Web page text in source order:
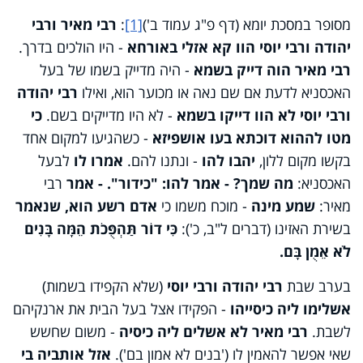
מסופר במסכת יומא (דף פ"ג עמוד ב')[1]
: רבי מאיר ורבי
יהודה ורבי יוסי הוו קא אזלי באורחא - היו הולכים בדרך.
רבי מאיר הוה דייק בשמא - היה מדייק בשמו של בעל
האכסניא לדעת אם שם נאה או מכוער הוא, ואילו רבי יהודה
ורבי יוסי לא הוו דייקו בשמא - לא היו מדייקים בשם. כי
מטו לההוא דוכתא בעו אושפיזא - כשהגיעו למקום אחד
בקשו מקום ללון, יהבו להו - ונתנו להם. אמרו לו לבעל
האכסניא: מה שמך? - אמר להו: "כידור". - אמר רבי
מאיר: שמע מינה - מוכח משמו כי אדם רשע הוא, שנאמר
בשירת האזינו (דברים ל"ב, כ'): כִּי דוֹר תַּהְפֻּכֹת הֵמָּה בָּנִים
לֹא אֵמֻן בָּם.
בערב שבת רבי יהודה ורבי יוסי (שלא הקפידו בשמות)
אשלימו ליה כיסייהו - הפקידו אצל בעל הבית את ארנקיהם
לשבת. רבי מאיר לא אשלים ליה כיסיה - משום שחשש
שאי אפשר להאמין לו ('בנים לא אמון בם'). אזל אותביה בי